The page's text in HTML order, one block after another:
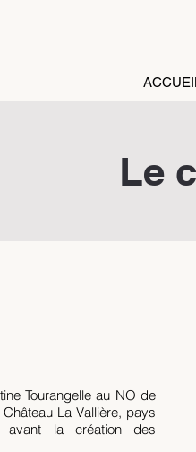
Le
Tourangelle au NO de
La Vallière, pays
avant la création des